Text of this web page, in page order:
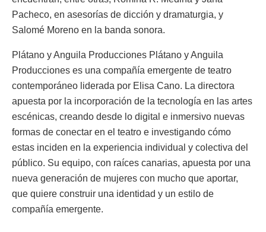
Pacheco, en asesorías de dicción y dramaturgia, y
Salomé Moreno en la banda sonora.
Plátano y Anguila Producciones Plátano y Anguila
Producciones es una compañía emergente de teatro
contemporáneo liderada por Elisa Cano. La directora
apuesta por la incorporación de la tecnología en las artes
escénicas, creando desde lo digital e inmersivo nuevas
formas de conectar en el teatro e investigando cómo
estas inciden en la experiencia individual y colectiva del
público. Su equipo, con raíces canarias, apuesta por una
nueva generación de mujeres con mucho que aportar,
que quiere construir una identidad y un estilo de
compañía emergente.